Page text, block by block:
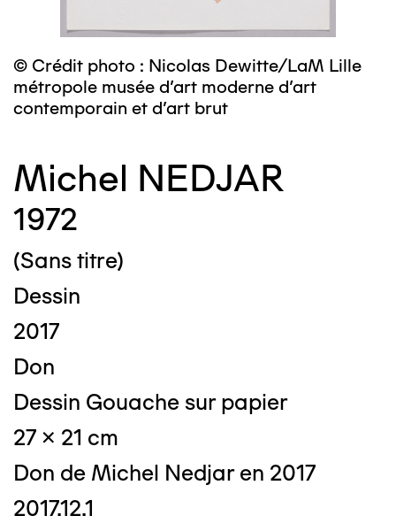
© Crédit photo : Nicolas Dewitte/LaM Lille
métropole musée d’art moderne d’art
contemporain et d’art brut
Michel NEDJAR
1972
(Sans titre)
Dessin
2017
Don
Dessin Gouache sur papier
27 x 21 cm
Don de Michel Nedjar en 2017
2017.12.1